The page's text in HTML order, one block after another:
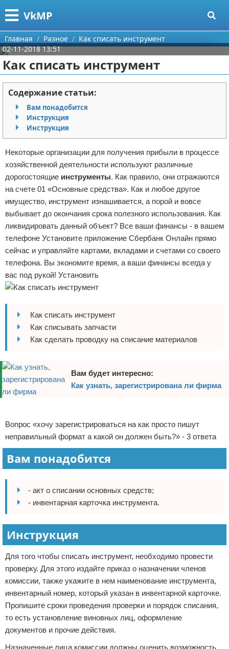
VkMP
Меню
Главная
Категории
Сельское хозяйство
Разное
Идеи бизнеса
Для руководителя
Промышленность
Международный бизнес
Продажи
Начало бизнеса
Обзоры услуг
Самосовершенствование
Деловое общение
Менеджмент
Поиск
О проекте
Контакты
Сотрудничество
Размещение рекламы
Для правообладателей
Условия предоставления информации
Отказ от ответственности
Главная Разное
Как списать инструмент
02-11-2018 13:51
Как списать инструмент
Содержание статьи:
Вам понадобится
Инструкция
Инструкция
Некоторые организации для получения прибыли в процессе
хозяйственной деятельности используют различные
дорогостоящие инструменты. Как правило, они отражаются
на счете 01 «Основные средства». Как и любое другое
имущество, инструмент изнашивается, а порой и вовсе
выбывает до окончания срока полезного использования. Как
ликвидировать данный объект? Все ваши финансы - в вашем
телефоне Установите приложение Сбербанк Онлайн прямо
сейчас и управляйте картами, вкладами и счетами со своего
телефона. Вы экономите время, а ваши финансы всегда у
вас под рукой! Установить
Как списать инструмент
Как списывать запчасти
Как сделать проводку на списание материалов
Вам будет интересно:
Как узнать, зарегистрирована ли фирма
Вопрос «хочу зарегистрироваться на как просто пишут
неправильный формат а какой он должен быть?» - 3 ответа
Вам понадобится
- акт о списании основных средств;
- инвентарная карточка инструмента.
Инструкция
Для того чтобы списать инструмент, необходимо провести
проверку. Для этого издайте приказ о назначении членов
комиссии, также укажите в нем наименование инструмента,
инвентарный номер, который указан в инвентарной карточке.
Пропишите сроки проведения проверки и порядок списания,
то есть установление виновных лиц, оформление
документов и прочие действия.
Назначенные лица комиссии должны оценить возможность